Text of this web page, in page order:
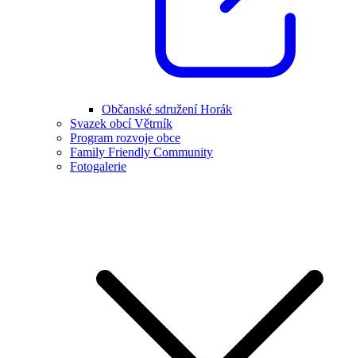
Občanské sdružení Horák
Svazek obcí Větrník
Program rozvoje obce
Family Friendly Community
Fotogalerie